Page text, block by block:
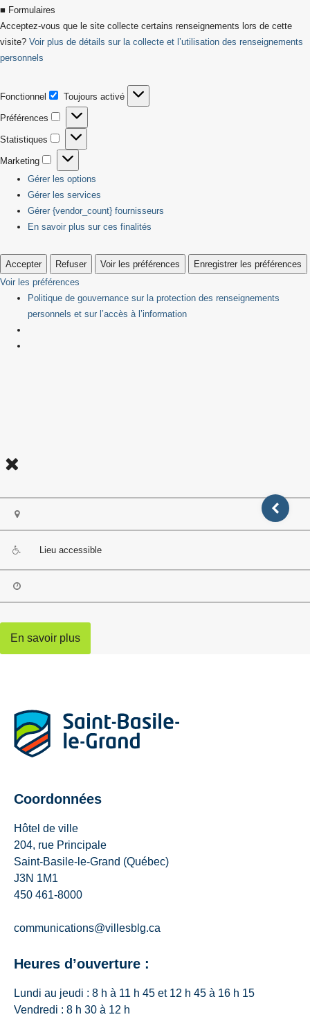
■ Formulaires
Acceptez-vous que le site collecte certains renseignements lors de cette
visite? Voir plus de détails sur la collecte et l’utilisation des renseignements
personnels
Fonctionnel
Fonctionnel
Toujours activé
Préférences
Préférences
Statistiques
Statistiques
Marketing
Marketing
Gérer les options
Gérer les services
Gérer {vendor_count} fournisseurs
En savoir plus sur ces finalités
Accepter Refuser Voir les préférences
Enregistrer les préférences
Voir les préférences
Politique de gouvernance sur la protection des renseignements
personnels et sur l’accès à l’information
Lieu accessible
En savoir plus
Coordonnées
Hôtel de ville
204, rue Principale
Saint-Basile-le-Grand (Québec)
J3N 1M1
450 461-8000
communications@villesblg.ca
Heures d’ouverture :
Lundi au jeudi : 8 h à 11 h 45 et 12 h 45 à 16 h 15
Vendredi : 8 h 30 à 12 h